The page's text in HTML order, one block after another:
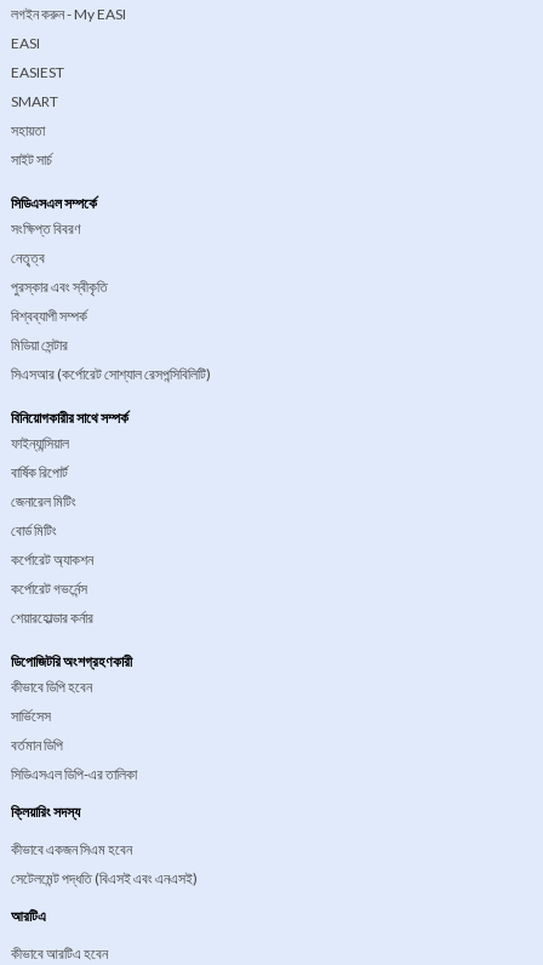
লগইন করুন - My EASI
EASI
EASIEST
SMART
সহায়তা
সাইট সার্চ
সিডিএসএল সম্পর্কে
সংক্ষিপ্ত বিবরণ
নেতৃ্ত্ব
পুরস্কার এবং স্বীকৃতি
বিশ্বব্যাপী সম্পর্ক
মিডিয়া সেন্টার
সিএসআর (কর্পোরেট সোশ্যাল রেসপন্সিবিলিটি)
বিনিয়োগকারীর সাথে সম্পর্ক
ফাইন্যান্সিয়াল
বার্ষিক রিপোর্ট
জেনারেল মিটিং
বোর্ড মিটিং
কর্পোরেট অ্যাকশন
কর্পোরেট গভর্নেন্স
শেয়ারহোল্ডার কর্নার
ডিপোজিটরি অংশগ্রহণকারী
কীভাবে ডিপি হবেন
সার্ভিসেস
বর্তমান ডিপি
সিডিএসএল ডিপি-এর তালিকা
ক্লিয়ারিং সদস্য
কীভাবে একজন সিএম হবেন
সেটেলমেন্ট পদ্ধতি (বিএসই এবং এনএসই)
আরটিএ
কীভাবে আরটিএ হবেন